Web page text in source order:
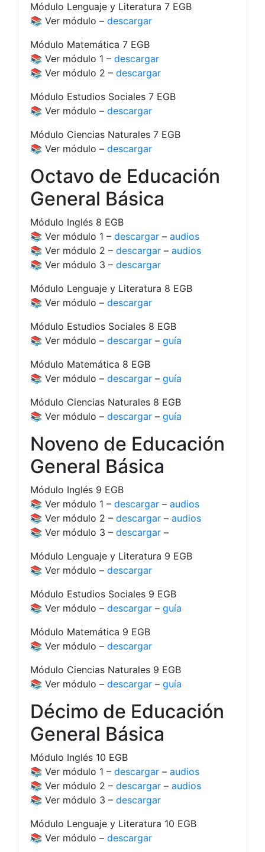
Módulo Lenguaje y Literatura 7 EGB
📚 Ver módulo – descargar
Módulo Matemática 7 EGB
📚 Ver módulo 1 – descargar
📚 Ver módulo 2 – descargar
Módulo Estudios Sociales 7 EGB
📚 Ver módulo – descargar
Módulo Ciencias Naturales 7 EGB
📚 Ver módulo – descargar
Octavo de Educación
General Básica
Módulo Inglés 8 EGB
📚 Ver módulo 1 – descargar – audios
📚 Ver módulo 2 – descargar – audios
📚 Ver módulo 3 – descargar
Módulo Lenguaje y Literatura 8 EGB
📚 Ver módulo – descargar
Módulo Estudios Sociales 8 EGB
📚 Ver módulo – descargar – guía
Módulo Matemática 8 EGB
📚 Ver módulo – descargar – guía
Módulo Ciencias Naturales 8 EGB
📚 Ver módulo – descargar – guía
Noveno de Educación
General Básica
Módulo Inglés 9 EGB
📚 Ver módulo 1 – descargar – audios
📚 Ver módulo 2 – descargar – audios
📚 Ver módulo 3 – descargar –
Módulo Lenguaje y Literatura 9 EGB
📚 Ver módulo – descargar
Módulo Estudios Sociales 9 EGB
📚 Ver módulo – descargar – guía
Módulo Matemática 9 EGB
📚 Ver módulo – descargar
Módulo Ciencias Naturales 9 EGB
📚 Ver módulo – descargar – guía
Décimo de Educación
General Básica
Módulo Inglés 10 EGB
📚 Ver módulo 1 – descargar – audios
📚 Ver módulo 2 – descargar – audios
📚 Ver módulo 3 – descargar
Módulo Lenguaje y Literatura 10 EGB
📚 Ver módulo – descargar